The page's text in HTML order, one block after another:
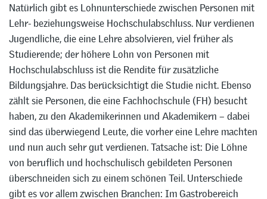
Natürlich gibt es Lohnunterschiede zwischen Personen mit
Lehr- beziehungsweise Hochschulabschluss. Nur verdienen
Jugendliche, die eine Lehre absolvieren, viel früher als
Studierende; der höhere Lohn von Personen mit
Hochschulabschluss ist die Rendite für zusätzliche
Bildungsjahre. Das berücksichtigt die Studie nicht. Ebenso
zählt sie Personen, die eine Fachhochschule (FH) besucht
haben, zu den Akademikerinnen und Akademikern – dabei
sind das überwiegend Leute, die vorher eine Lehre machten
und nun auch sehr gut verdienen. Tatsache ist: Die Löhne
von beruflich und hochschulisch gebildeten Personen
überschneiden sich zu einem schönen Teil. Unterschiede
gibt es vor allem zwischen Branchen: Im Gastrobereich